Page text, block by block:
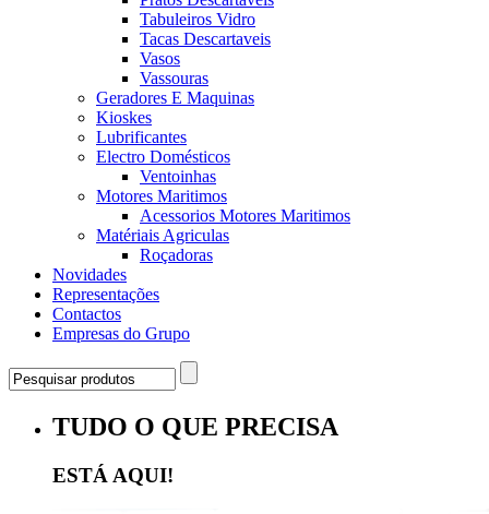
Tabuleiros Vidro
Tacas Descartaveis
Vasos
Vassouras
Geradores E Maquinas
Kioskes
Lubrificantes
Electro Domésticos
Ventoinhas
Motores Maritimos
Acessorios Motores Maritimos
Matériais Agriculas
Roçadoras
Novidades
Representações
Contactos
Empresas do Grupo
TUDO O QUE PRECISA
ESTÁ AQUI!